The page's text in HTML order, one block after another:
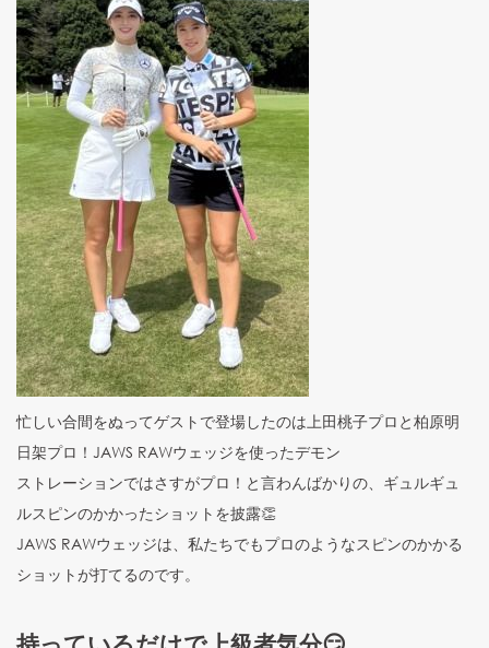
忙しい合間をぬってゲストで登場したのは上田桃子プロと柏原明
日架プロ！JAWS RAWウェッジを使ったデモン
ストレーションではさすがプロ！と言わんばかりの、ギュルギュ
ルスピンのかかったショットを披露👏
JAWS RAWウェッジは、私たちでもプロのようなスピンのかかる
ショットが打てるのです。